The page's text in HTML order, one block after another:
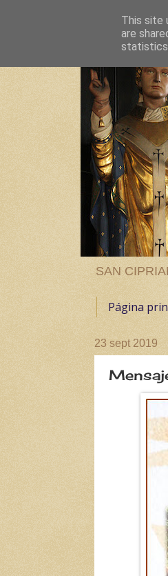
SAN
Página
23 sept 2019
This site
are